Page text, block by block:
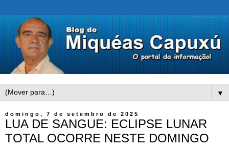
▼
domingo, 7 de setembro de 2025
LUA DE SANGUE: ECLIPSE LUNAR
TOTAL OCORRE NESTE DOMINGO